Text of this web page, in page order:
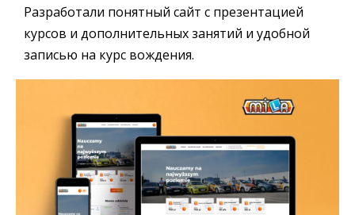
Разработали понятный сайт с презентацией
курсов и дополнительных занятий и удобной
записью на курс вождения.